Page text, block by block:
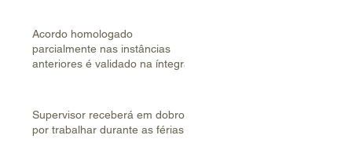
Acordo homologado
parcialmente nas instâncias
anteriores é validado na íntegra
Supervisor receberá em dobro
por trabalhar durante as férias